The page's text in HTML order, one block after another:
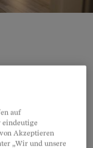
unter
Wohnung,
auf
eindeutige
Akzeptieren
„Wir und unsere